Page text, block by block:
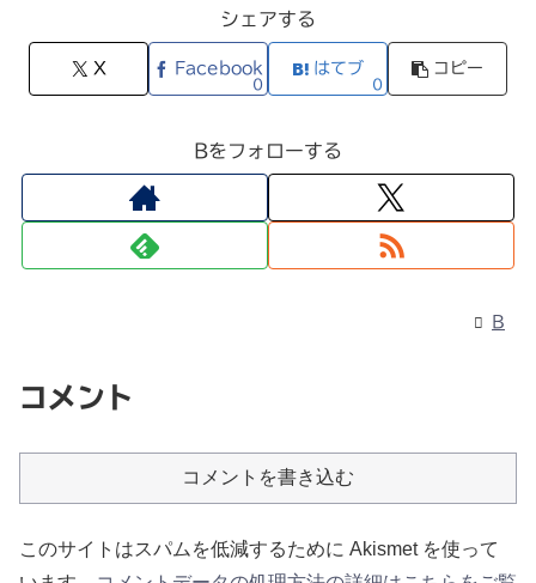
シェアする
X Facebook
0
はてブ
0
コピー
Bをフォローする
B
コメント
コメントを書き込む
このサイトはスパムを低減するために Akismet を使って